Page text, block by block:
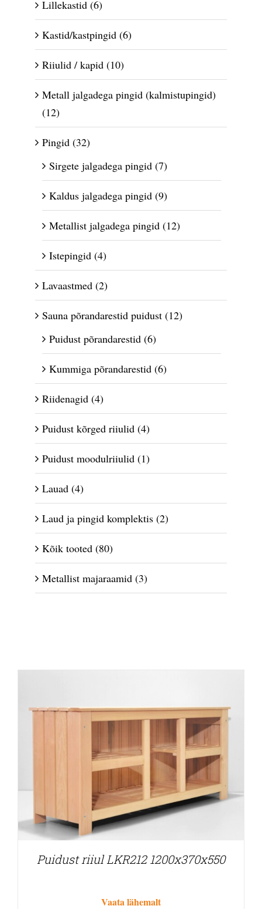
Puidust riiul LKR212 1200x370x550
Vaata lähemalt
Lillekastid (6)
Kastid/kastpingid (6)
Riiulid / kapid (10)
Metall jalgadega pingid (kalmistupingid)
(12)
Pingid (32)
Sirgete jalgadega pingid (7)
Kaldus jalgadega pingid (9)
Metallist jalgadega pingid (12)
Istepingid (4)
Lavaastmed (2)
Sauna põrandarestid puidust (12)
Puidust põrandarestid (6)
Kummiga põrandarestid (6)
Riidenagid (4)
Puidust kõrged riiulid (4)
Puidust moodulriiulid (1)
Lauad (4)
Laud ja pingid komplektis (2)
Kõik tooted (80)
Metallist majaraamid (3)